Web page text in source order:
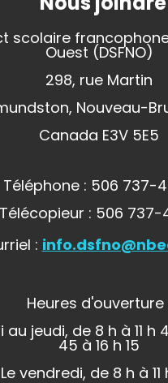
scolaire
Ouest (DSFNO)
298, rue Martin
Nouveau-
Canada E3V 5E5
Téléphone : 506 737-
Télécopieur : 506 737-
:
Heures d'ouverture
au jeudi, de 8 h à 11 h
45 à 16 h 15
Le vendredi, de 8 h à 11